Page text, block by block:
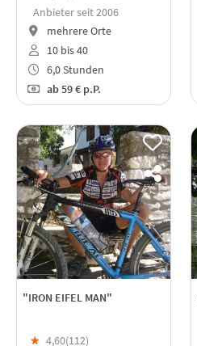
Anbieter seit 2006
mehrere Orte
10 bis 40
6,0 Stunden
ab59 € p.P.
"IRON EIFEL MAN"
★ 4,60(112)